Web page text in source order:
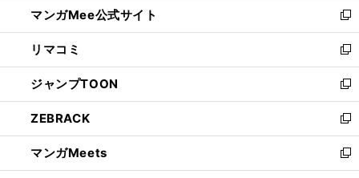
く
ド
ウ
で
開
く
ィ
ン
ド
ウ
で
開
く
い
ウ
ィ
ン
ド
ウ
で
開
く
マンガMee公式サイト
新
し
い
ウ
ィ
ン
ド
ウ
で
開
リマコミ
新
し
い
ウ
ィ
ン
ド
ウ
ジャンプTOON
新
し
い
ウ
ィ
ン
ZEBRACK
新
し
い
ウ
マンガMeets
新
し